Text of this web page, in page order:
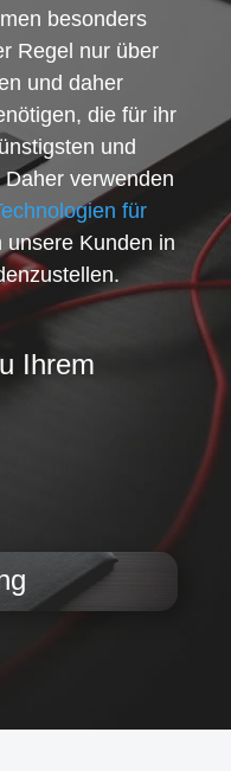
besonders
Regel nur über
und daher
die für ihr
und
verwenden
für
unsere Kunden in
Ihrem